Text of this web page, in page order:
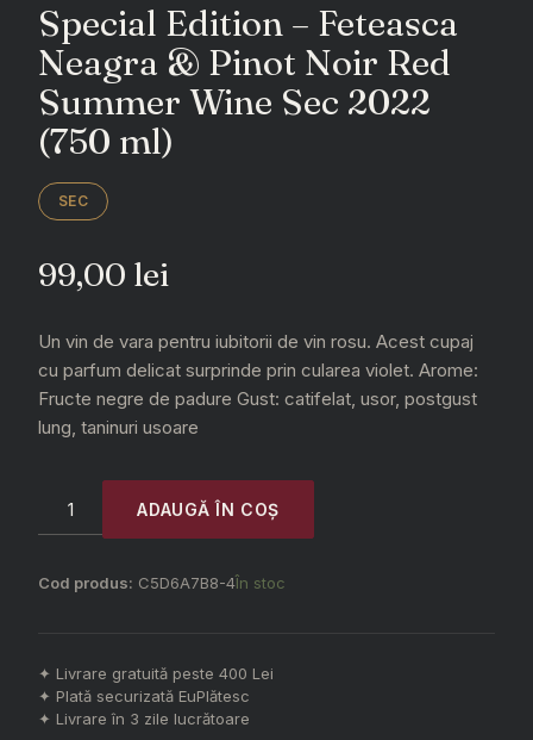
Special Edition – Feteasca
Neagra & Pinot Noir Red
Summer Wine Sec 2022
(750 ml)
SEC
99,00 lei
Un vin de vara pentru iubitorii de vin rosu. Acest cupaj
cu parfum delicat surprinde prin cularea violet. Arome:
Fructe negre de padure Gust: catifelat, usor, postgust
lung, taninuri usoare
Special
Feteasca
Pinot
Noir
Red
ADAUGĂ ÎN COȘ
Cod produs: C5D6A7B8-4În stoc
✦ Livrare gratuită peste 400 Lei
✦ Plată securizată EuPlătesc
✦ Livrare în 3 zile lucrătoare